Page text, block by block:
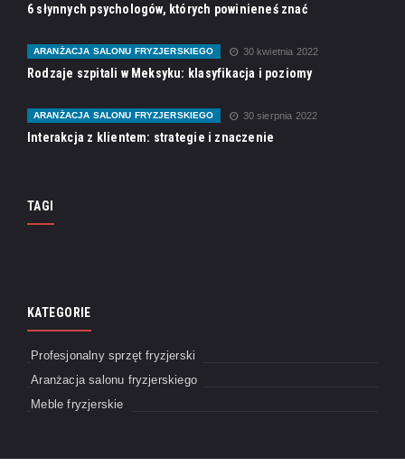
6 słynnych psychologów, których powinieneś znać
ARANŻACJA SALONU FRYZJERSKIEGO 30 kwietnia 2022
Rodzaje szpitali w Meksyku: klasyfikacja i poziomy
ARANŻACJA SALONU FRYZJERSKIEGO 30 sierpnia 2022
Interakcja z klientem: strategie i znaczenie
TAGI
KATEGORIE
Profesjonalny sprzęt fryzjerski
Aranżacja salonu fryzjerskiego
Meble fryzjerskie